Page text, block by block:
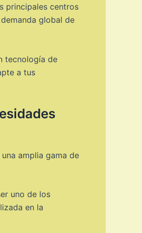
principales centros
global de
tecnología de
a tus
amplia gama de
uno de los
en la